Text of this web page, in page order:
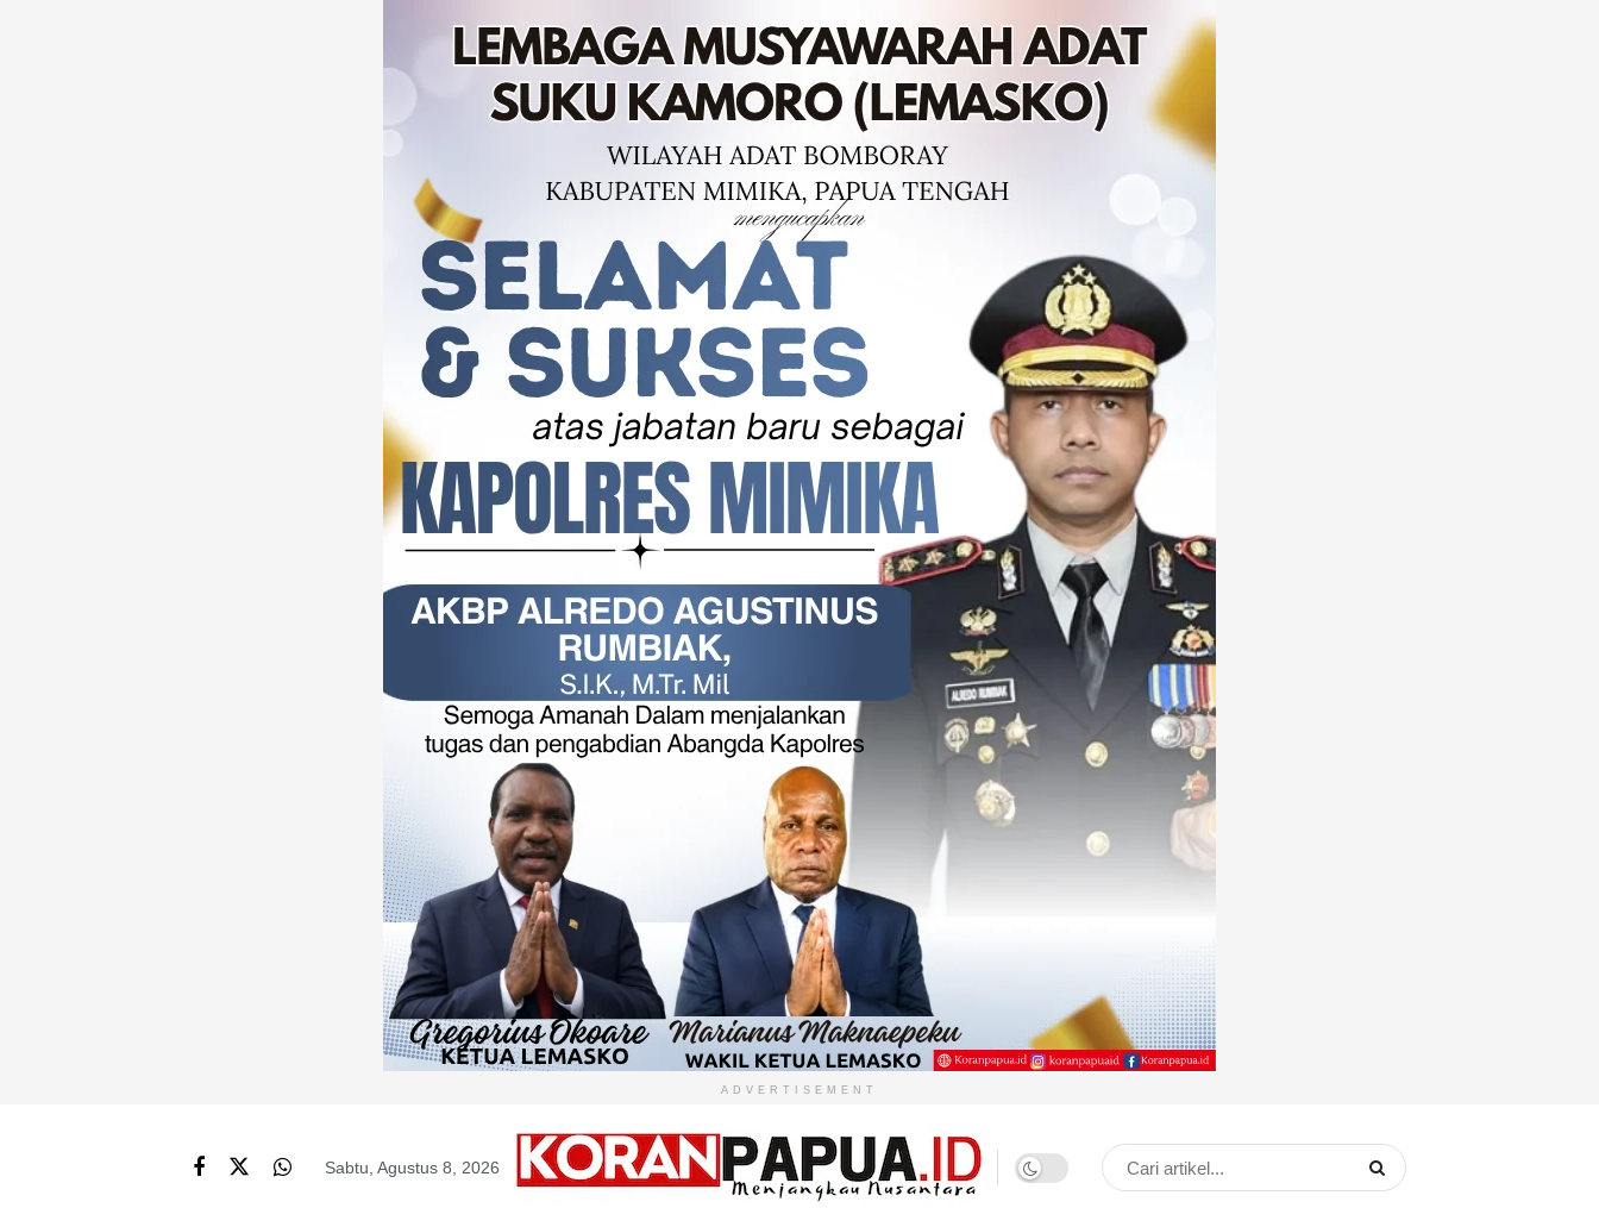
ADVERTISEMENT
Sabtu, Agustus 8, 2026